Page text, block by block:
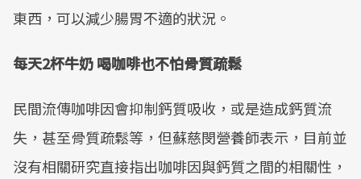
東西，可以減少腸胃不適的狀況。
每天2杯牛奶 喝咖啡也不怕骨質疏鬆
民間流傳咖啡因會抑制鈣質吸收，或是造成鈣質流
失，甚至骨質疏鬆等，但蘇慈閔營養師表示，目前並
沒有相關研究直接指出咖啡因與鈣質之間的相關性，